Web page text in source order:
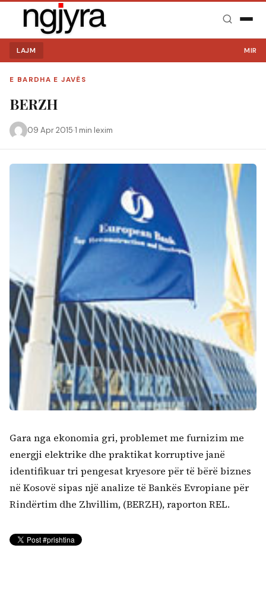
Kërko:
LAJM MIRË
E BARDHA E JAVËS
BERZH
09 Apr 2015·1 min lexim
Gara nga ekonomia gri, problemet me furnizim me
energji elektrike dhe praktikat korruptive janë
identifikuar tri pengesat kryesore për të bërë biznes
në Kosovë sipas një analize të Bankës Evropiane për
Rindërtim dhe Zhvillim, (BERZH), raporton REL.